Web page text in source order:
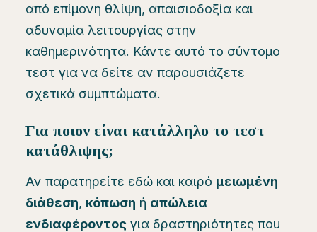
από επίμονη θλίψη, απαισιοδοξία και
αδυναμία λειτουργίας στην
καθημερινότητα. Κάντε αυτό το σύντομο
τεστ για να δείτε αν παρουσιάζετε
σχετικά συμπτώματα.
Για ποιον είναι κατάλληλο το τεστ
κατάθλιψης;
Αν παρατηρείτε εδώ και καιρό μειωμένη
διάθεση, κόπωση ή απώλεια
ενδιαφέροντος για δραστηριότητες που